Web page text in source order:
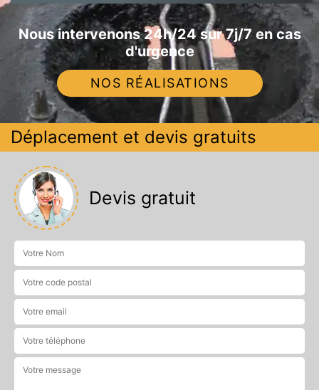
Nous intervenons 24h/24 sur 7j/7 en cas
d'urgence
NOS RÉALISATIONS
Déplacement et devis gratuits
Devis gratuit